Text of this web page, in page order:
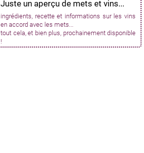
Juste un aperçu de mets et vins...
ingrédients, recette et informations sur les vins
en accord avec les mets...
tout cela, et bien plus, prochainement disponible
!